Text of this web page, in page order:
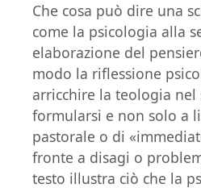
Che cosa può dire una
come la psicologia alla
elaborazione del
modo la riflessione
arricchire la teologia nel
formularsi e non solo a
pastorale o di
fronte a disagi o
testo illustra ciò che la